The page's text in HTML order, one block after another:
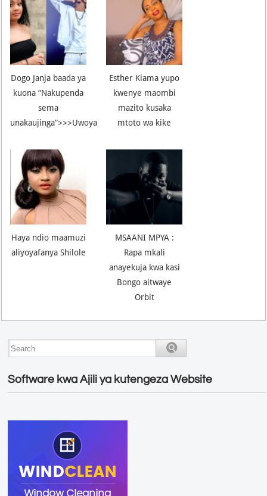
Dogo Janja baada ya
kuona “Nakupenda
sema
unakaujinga”>>>Uwoya
Esther Kiama yupo
kwenye maombi
mazito kusaka
mtoto wa kike
Haya ndio maamuzi
aliyoyafanya Shilole
MSAANI MPYA :
Rapa mkali
anayekuja kwa kasi
Bongo aitwaye
Orbit
Software kwa Ajili ya kutengeza Website